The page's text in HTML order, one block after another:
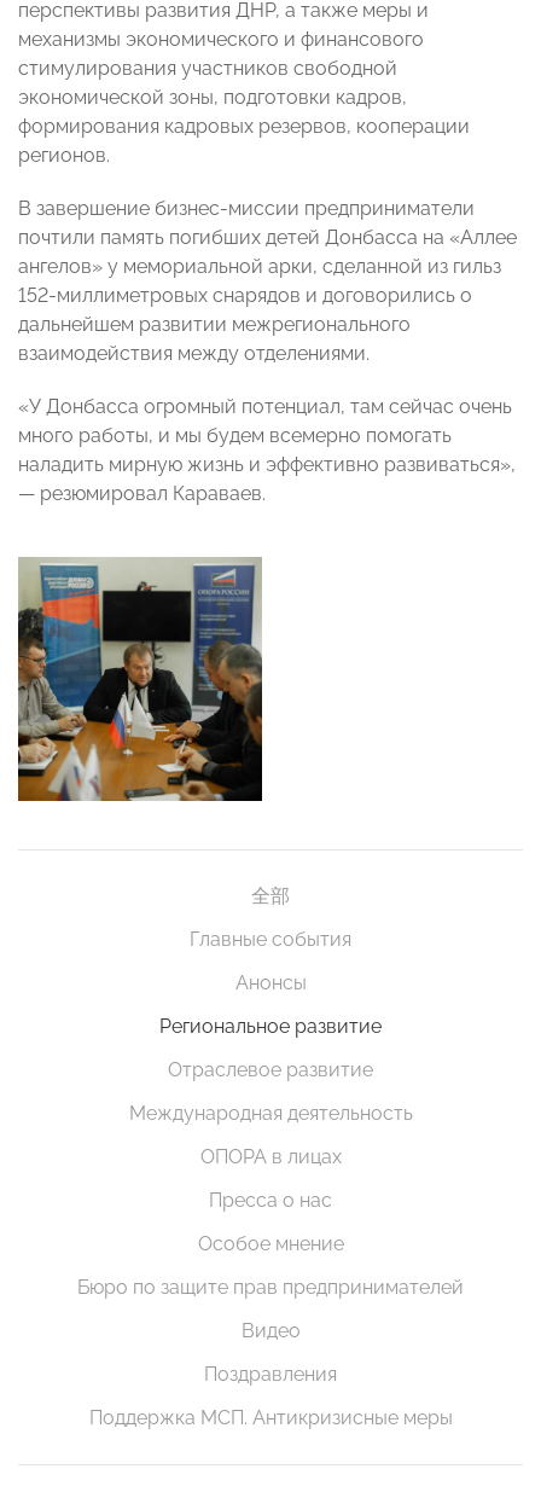
перспективы развития ДНР, а также меры и
механизмы экономического и финансового
стимулирования участников свободной
экономической зоны, подготовки кадров,
формирования кадровых резервов, кооперации
регионов.
В завершение бизнес-миссии предприниматели
почтили память погибших детей Донбасса на «Аллее
ангелов» у мемориальной арки, сделанной из гильз
152-миллиметровых снарядов и договорились о
дальнейшем развитии межрегионального
взаимодействия между отделениями.
«У Донбасса огромный потенциал, там сейчас очень
много работы, и мы будем всемерно помогать
наладить мирную жизнь и эффективно развиваться»,
— резюмировал Караваев.
全部
Главные события
Анонсы
Региональное развитие
Отраслевое развитие
Международная деятельность
ОПОРА в лицах
Пресса о нас
Особое мнение
Бюро по защите прав предпринимателей
Видео
Поздравления
Поддержка МСП. Антикризисные меры